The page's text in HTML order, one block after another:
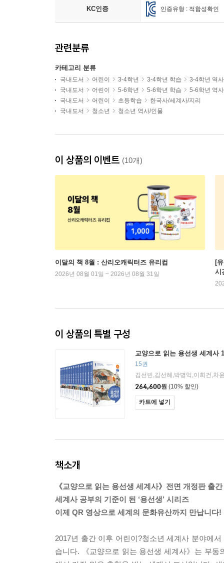
KC인증 인증유형 : 적합성확인
관련분류
카테고리 분류
국내도서 어린이 3-4학년 3-4학년 학습
3-4학년 역
국내도서
어린이 5-6학년 5-6학년 학습
5-6학년 역
국내도서
어린이 초등학습
한국사/세계사/지리
국내도서
청소년 청소년 역사/인물
이 상품의 이벤트 (10개)
이달의 책 8월 : 산리오캐릭터즈 유리컵
2026년 08월 01일 ~ 2026년 08월 31일
[
시
이 상품의 특별 구성
교양으로 읽는 용선생 세계사
15권
264,600원 (10% 할인)
카트에 넣기
책소개
《교양으로 읽는 용선생 세계사》전면 개정판 출간
세계사 공부의 기준이 된 ‘용선생’ 시리즈
이제 QR 영상으로 세계의 문화유산까지 만납니다!
2017년 출간 이후 어린이?청소년 세계사 분야에
습니다. 《교양으로 읽는 용선생 세계사》는 부